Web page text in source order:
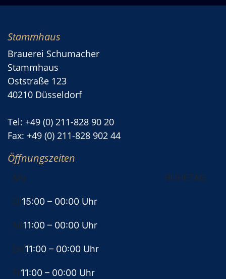
Stammhaus
Brauerei Schumacher
Stammhaus
Oststraße 123
40210 Düsseldorf
Tel: +49 (0) 211-828 90 20
Fax: +49 (0) 211-828 902 44
Öffnungszeiten
Mo
RUHETAG
Di15:00 – 00:00 Uhr
Mi11:00 – 00:00 Uhr
Do11:00 – 00:00 Uhr
Fr11:00 – 00:00 Uhr